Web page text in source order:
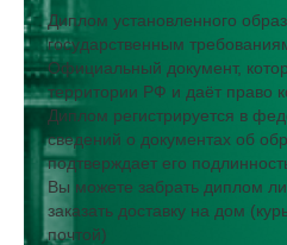
Диплом установленного
государственным
Официальный документ,
территории РФ и даёт право
Диплом регистрируется в
сведений о документах об
подтверждает его
Вы можете забрать диплом
заказать доставку на дом
почтой)